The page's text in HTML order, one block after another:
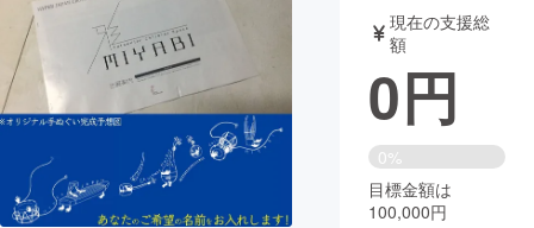
音楽
テクノロジー・ガジェット ゲーム・サ
映像・映画 書籍・雑誌
ビジネス・起業 チャレンジ
現在の支援総
額
0円
0%
目標金額は
100,000円